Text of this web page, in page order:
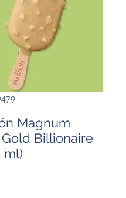
Magnum
Billionaire
ml)